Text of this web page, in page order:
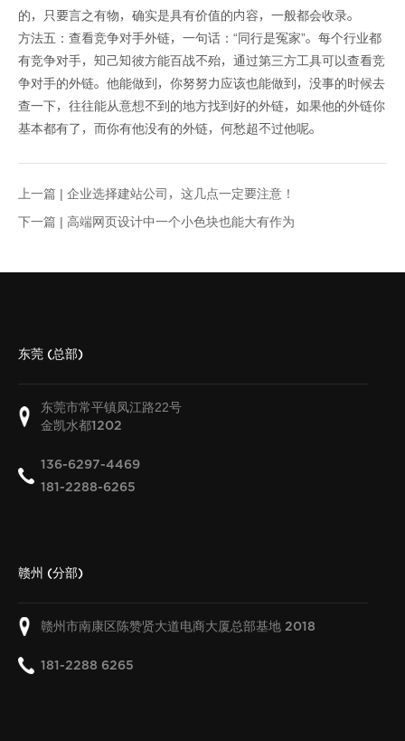
的，只要言之有物，确实是具有价值的内容，一般都会收录。
方法五：查看竞争对手外链，一句话：“同行是冤家”。每个行业都
有竞争对手，知己知彼方能百战不殆，通过第三方工具可以查看竞
争对手的外链。他能做到，你努努力应该也能做到，没事的时候去
查一下，往往能从意想不到的地方找到好的外链，如果他的外链你
基本都有了，而你有他没有的外链，何愁超不过他呢。
上一篇 | 企业选择建站公司，这几点一定要注意！
下一篇 | 高端网页设计中一个小色块也能大有作为
东莞 (总部)
东莞市常平镇凤江路22号
金凯水都1202
136-6297-4469
181-2288-6265
赣州 (分部)
赣州市南康区陈赞贤大道电商大厦总部基地 2018
181-2288 6265